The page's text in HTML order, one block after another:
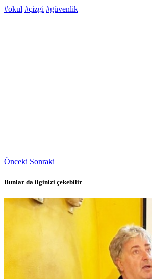
#okul #çizgi #güvenlik
Önceki Sonraki
Bunlar da ilginizi çekebilir